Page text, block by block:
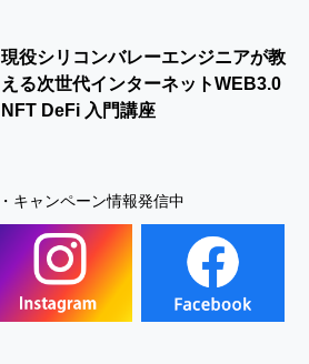
現役シリコンバレーエンジニアが教
える次世代インターネットWEB3.0
NFT DeFi 入門講座
キャンペーン情報発信中